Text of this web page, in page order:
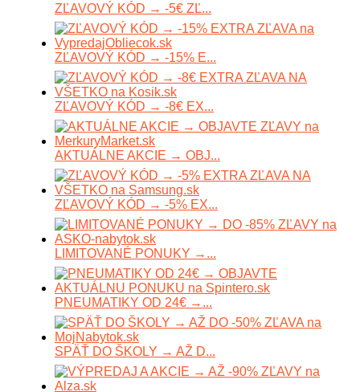
ZĽAVOVÝ KÓD → -5€ ZĽ...
ZĽAVOVÝ KÓD → -15% E...
ZĽAVOVÝ KÓD → -8€ EX...
AKTUÁLNE AKCIE → OBJ...
ZĽAVOVÝ KÓD → -5% EX...
LIMITOVANÉ PONUKY →...
PNEUMATIKY OD 24€ →...
SPÄŤ DO ŠKOLY → AŽ D...